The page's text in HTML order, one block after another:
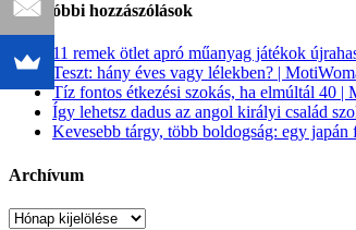
Legutóbbi hozzászólások
11 remek ötlet apró műanyag játékok
Teszt: hány éves vagy lélekben? |
Tíz fontos étkezési szokás, ha elmúltál 40 |
Így lehetsz dadus az angol királyi család
Kevesebb tárgy, több boldogság: egy
Archívum
Archívum